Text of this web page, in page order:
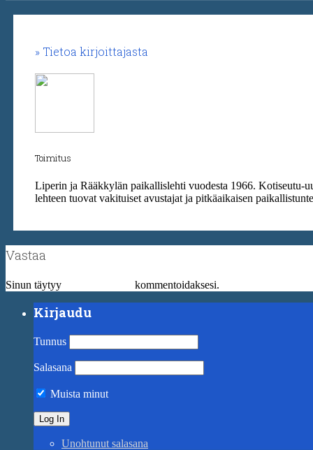
Tietoa kirjoittajasta
Toimitus
Liperin ja Rääkkylän paikallislehti vuodesta 1966. Kotiseutu-
lehteen tuovat vakituiset avustajat ja pitkäaikaisen
Vastaa
Sinun täytyy kommentoidaksesi.
Kirjaudu
Tunnus
Salasana
Muista minut
Unohtunut salasana